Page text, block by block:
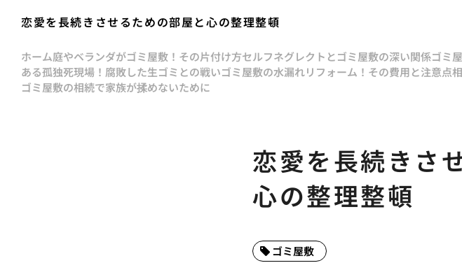
恋愛を長続きさせるための部屋と心の整理整頓
ホーム庭やベランダがゴミ屋敷！その片付け方セルフネグレクトとゴミ屋敷の深い関係ゴミ
ある孤独死現場！腐敗した生ゴミとの戦いゴミ屋敷の水漏れリフォーム！その費用と注意点
ゴミ屋敷の相続で家族が揉めないために
恋愛を長続きさ
心の整理整頓
ゴミ屋敷